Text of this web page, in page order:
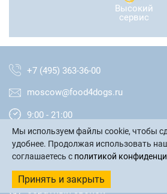
Высокий
сервис
+7 (495) 363-36-00
moscow@food4dogs.ru
9:00 - 21:00
Москва и МО
обратный звонок
Мы используем файлы cookie, чтобы
удобнее. Продолжая использовать
соглашаетесь с политикой
Принять и закрыть